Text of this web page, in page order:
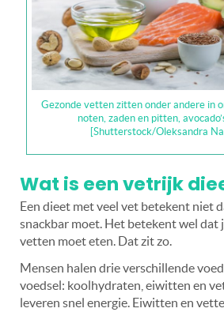
Gezonde vetten zitten onder andere in
noten, zaden en pitten,
[Shutterstock/Oleksandra
Wat is een vetrijk
Een dieet met veel vet betekent niet
snackbar moet. Het betekent wel dat
vetten moet eten. Dat zit zo.
Mensen halen drie verschillende
voedsel: koolhydraten, eiwitten en
leveren snel energie. Eiwitten en